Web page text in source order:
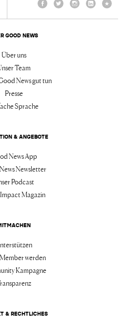
GOOD NEWS
Über uns
Team
News gut tun
Presse
Sprache
& ANGEBOTE
News App
Newsletter
Podcast
Magazin
werden
Kampagne
& RECHTLICHES